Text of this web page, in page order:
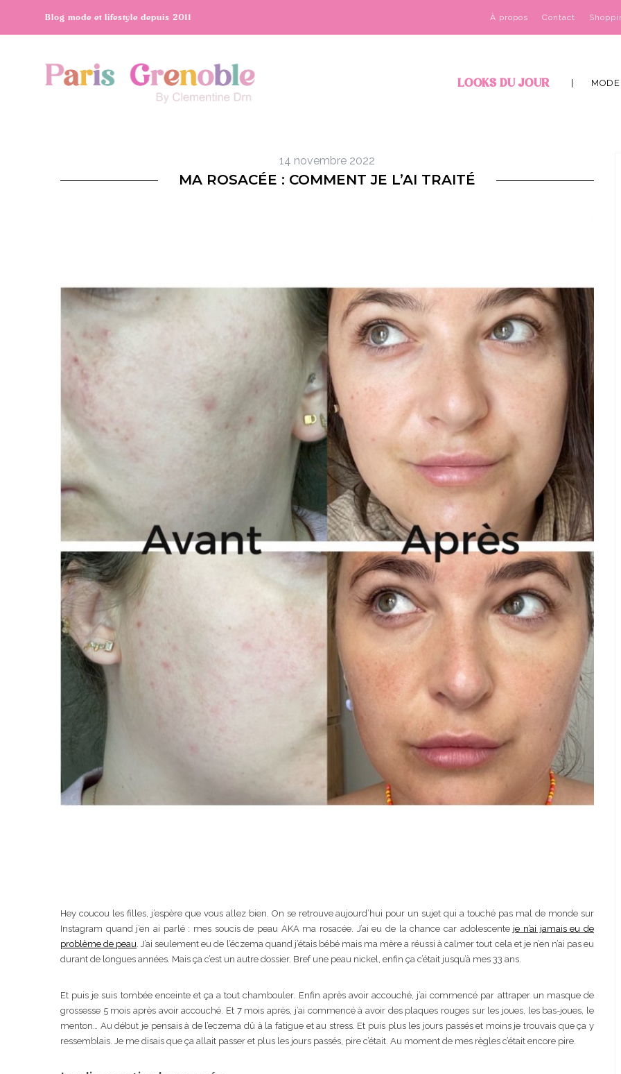
À propos Contact
Blog mode et lifestyle depuis 2011
LOOKS DU JOUR MODE
14 novembre 2022
MA ROSACÉE : COMMENT JE L’AI TRAITÉ
Hey coucou les filles, j’espère que vous allez bien. On se retrouve aujourd’hui pour un sujet qui a touché pas mal de monde sur
Instagram quand j’en ai parlé : mes soucis de peau AKA ma rosacée. J’ai eu de la chance car adolescente je n’ai jamais eu de
problème de peau. J’ai seulement eu de l’éczema quand j’étais bébé mais ma mère a réussi à calmer tout cela et je n’en n’ai pas eu
durant de longues années. Mais ça c’est un autre dossier. Bref une peau nickel, enfin ça c’était jusqu’à mes 33 ans.
Et puis je suis tombée enceinte et ça a tout chambouler. Enfin après avoir accouché, j’ai commencé par attraper un masque de
grossesse 5 mois après avoir accouché. Et 7 mois après, j’ai commencé à avoir des plaques rouges sur les joues, les bas-joues, le
menton… Au début je pensais à de l’eczema dû à la fatigue et au stress. Et puis plus les jours passés et moins je trouvais que ça y
ressemblais. Je me disais que ça allait passer et plus les jours passés, pire c’était. Au moment de mes règles c’était encore pire.